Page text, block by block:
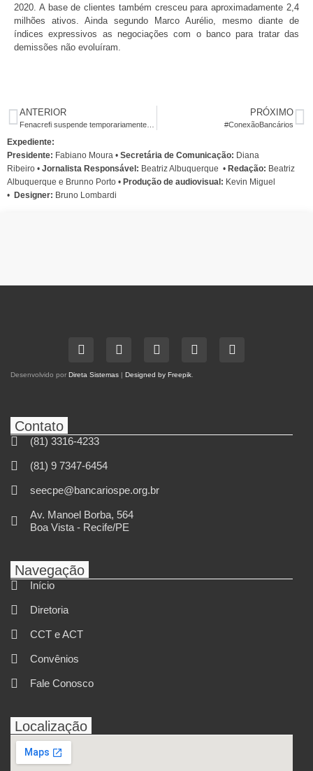
2020. A base de clientes também cresceu para aproximadamente 2,4
milhões ativos. Ainda segundo Marco Aurélio, mesmo diante de
índices expressivos as negociações com o banco para tratar das
demissões não evoluíram.
ANTERIOR PRÓXIMO
#ConexãoBancários
Expediente:
Presidente: Fabiano Moura • Secretária de Comunicação: Diana
Ribeiro • Jornalista Responsável: Beatriz Albuquerque • Redação: Beatriz
Albuquerque e Brunno Porto • Produção de audiovisual: Kevin Miguel
• Designer: Bruno Lombardi
Desenvolvido por Direta Sistemas | Designed by Freepik
Contato
(81) 3316-4233
(81) 9 7347-6454
seecpe@bancariospe.org.br
Av. Manoel Borba, 564
Boa Vista - Recife/PE
Navegação
Início
Diretoria
CCT e ACT
Convênios
Fale Conosco
Localização